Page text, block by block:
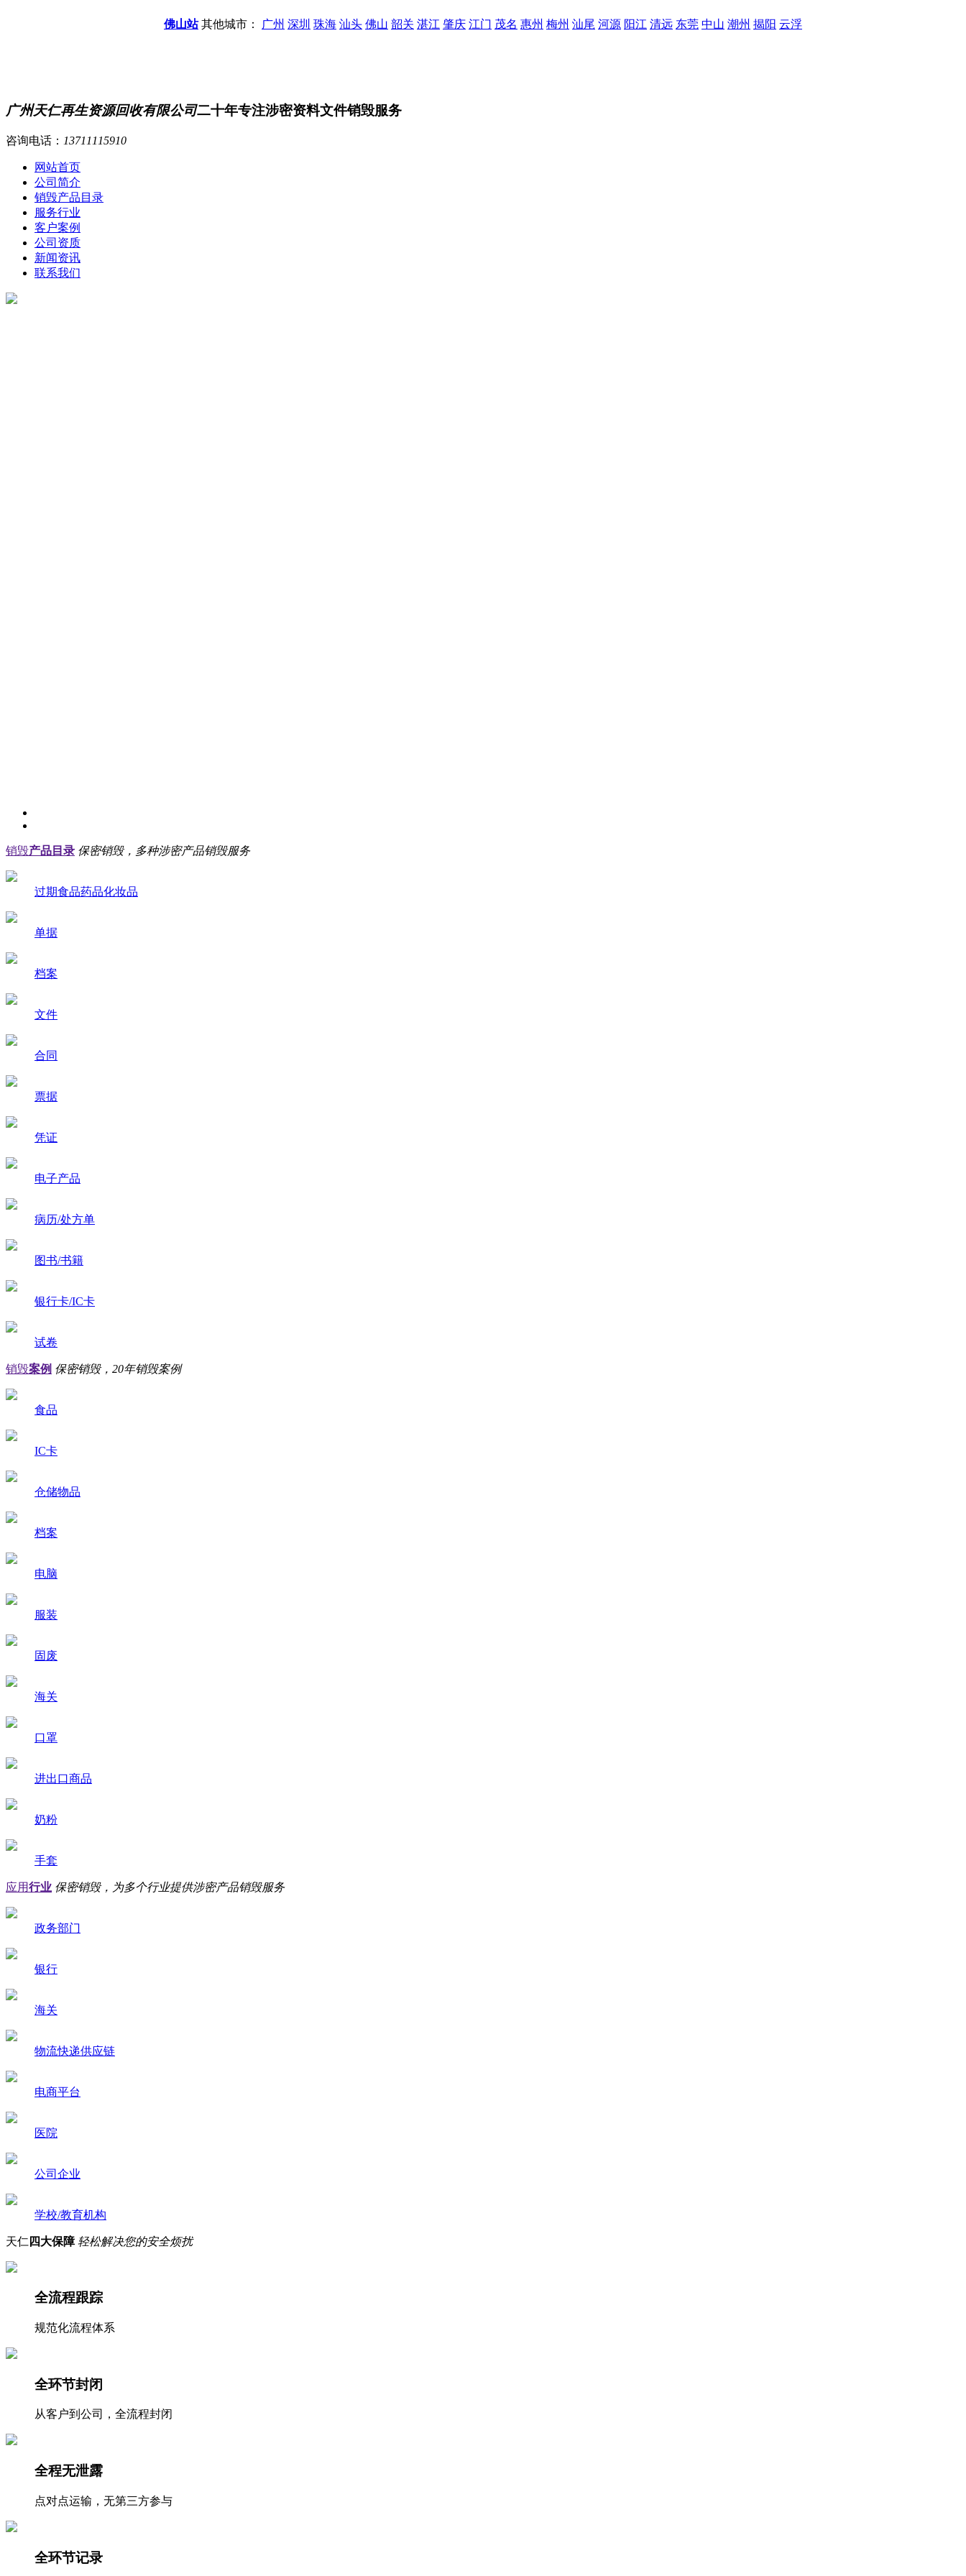
佛山站其他城市： 广州 深圳 珠海 汕头 佛山 韶关 湛江 肇庆 江门 茂名 惠州 梅州 汕尾 河源 阳江 清远 东莞 中山 潮州 揭阳 云浮
广州天仁再生资源回收有限公司二十年专注涉密资料文件销毁服务
咨询电话： 13711115910
网站首页
公司简介
销毁产品目录
服务行业
客户案例
公司资质
新闻资讯
联系我们
销毁产品目录 保密销毁，多种涉密产品销毁服务
过期食品药品化妆品
单据
档案
文件
合同
票据
凭证
电子产品
病历/处方单
图书/书籍
银行卡/IC卡
试卷
销毁案例 保密销毁，20年销毁案例
食品
IC卡
仓储物品
档案
电脑
服装
固废
海关
口罩
进出口商品
奶粉
手套
应用行业 保密销毁，为多个行业提供涉密产品销毁服务
政务部门
银行
海关
物流快递供应链
电商平台
医院
公司企业
学校/教育机构
天仁 四大保障 轻松解决您的安全烦扰
全流程跟踪
规范化流程体系
全环节封闭
从客户到公司，全流程封闭
全程无泄露
点对点运输，无第三方参与
全环节记录